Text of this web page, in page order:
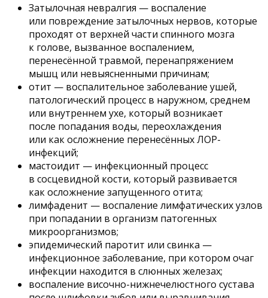
Затылочная невралгия — воспаление
или повреждение затылочных нервов, которые
проходят от верхней части спинного мозга
к голове, вызванное воспалением,
перенесённой травмой, перенапряжением
мышц или невыясненными причинам;
отит — воспалительное заболевание ушей,
патологический процесс в наружном, среднем
или внутреннем ухе, который возникает
после попадания воды, переохлаждения
или как осложнение перенесённых ЛОР-
инфекций;
мастоидит — инфекционный процесс
в сосцевидной кости, который развивается
как осложнение запущенного отита;
лимфаденит — воспаление лимфатических узлов
при попадании в организм патогенных
микроорганизмов;
эпидемический паротит или свинка —
инфекционное заболевание, при котором очаг
инфекции находится в слюнных железах;
воспаление височно-нижнечелюстного сустава